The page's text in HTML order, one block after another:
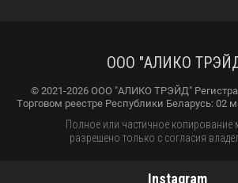
ООО "АЛИКО
© 2021-2026 ООО "АЛИКО ТРЭЙД"
Торговом реестре Республики Беларусь: 02
Полное или частичное копирование
разрешено только с согласия
Instagram